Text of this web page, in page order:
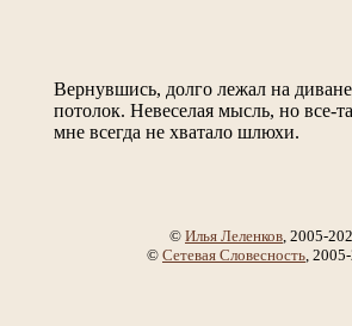
Вернувшись, долго лежал на
потолок. Невеселая мысль, но все-
мне всегда не хватало шлюхи.
© Илья Леленков, 2005-
© Сетевая Словесность,